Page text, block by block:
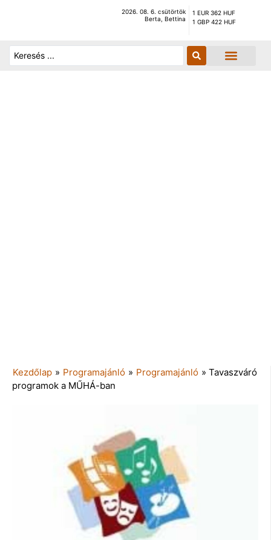
2026. 08. 6. csütörtök
Berta, Bettina
1 EUR 362 HUF
1 GBP 422 HUF
Kezdőlap » Programajánló » Programajánló » Tavaszváró
programok a MŰHÁ-ban